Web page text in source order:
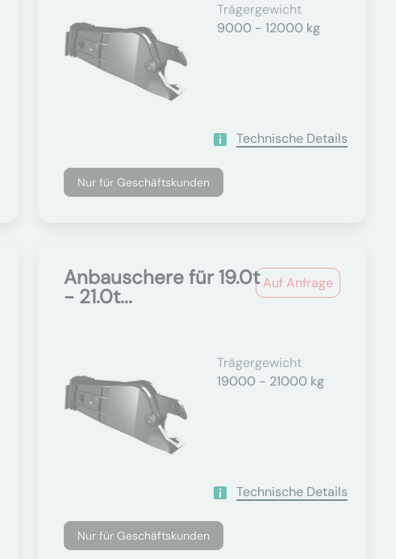
Trägergewicht
9000 - 12000 kg
Technische Details
Nur für Geschäftskunden
Auf Anfrage
Anbauschere für 19.0t
- 21.0t...
Trägergewicht
19000 - 21000 kg
Technische Details
Nur für Geschäftskunden